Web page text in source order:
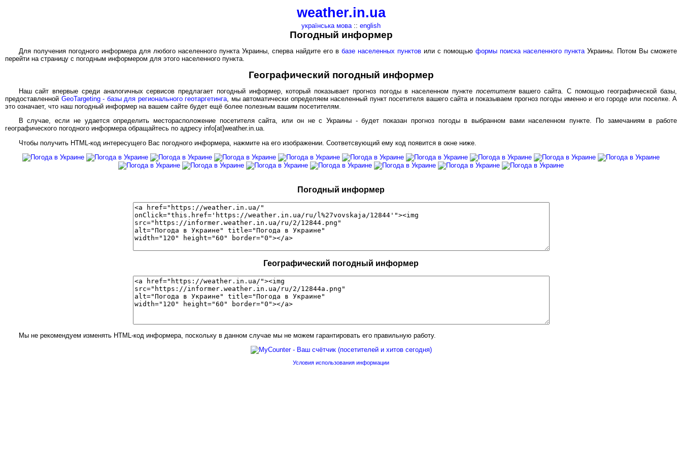
weather.in.ua
українська мова:: english
Погодный информер
Для получения погодного информера для любого населенного пункта Украины, сперва найдите его в базе населенных пунктовили с помощью формы поиска населенного пунктаУкраины. Потом Вы сможете
перейти на страницу с погодным информером для этого населенного пункта.
Географический погодный информер
Наш сайт впервые среди аналогичных сервисов предлагает погодный информер, который показывает прогноз погоды в населенном пункте посетителявашего сайта. С помощью географической базы,
предоставленной GeoTargeting - базы для регионального геотаргетинга , мы автоматически определяем населенный пункт посетителя вашего сайта и показываем прогноз погоды именно и его городе или поселке. А
это означает, что наш погодный информер на вашем сайте будет ещё более полезным вашим посетителям.
В случае, если не удается определить месторасположение посетителя сайта, или он не с Украины - будет показан прогноз погоды в выбранном вами населенном пункте. По замечаниям в работе
географического погодного информера обращайтесь по адресу info[at]weather.in.ua.
Чтобы получить HTML-код интересущего Вас погодного информера, нажмите на его изображении. Соответсвующий ему код появится в окне ниже.
Погодный информер
Географический погодный информер
Мы не рекомендуем изменять HTML-код информера, поскольку в данном случае мы не можем гарантировать его правильную работу.
Условия использования информации